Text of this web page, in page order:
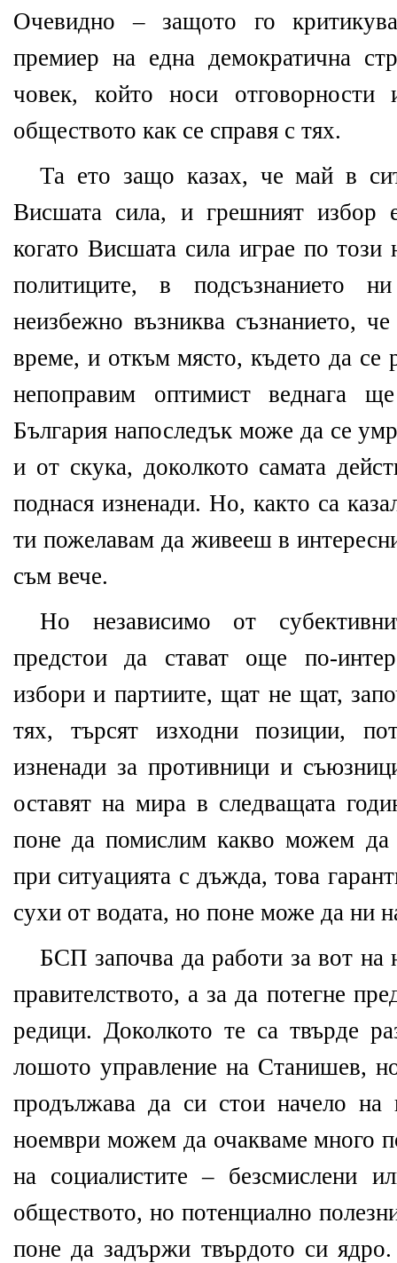
Очевидно – защото го
премиер на една демократична
човек, който носи отговорности
обществото как се справя с тях.
Та ето защо казах, че май в
Висшата сила, и грешният избор
когато Висшата сила играе по този
политиците, в подсъзнанието
неизбежно възниква съзнанието,
време, и откъм място, където да се
непоправим оптимист веднага
България напоследък може да се
и от скука, доколкото самата
поднася изненади. Но, както са
ти пожелавам да живееш в
съм вече.
Но независимо от
предстои да стават още по-
избори и партиите, щат не щат,
тях, търсят изходни позиции,
изненади за противници и
оставят на мира в следващата
поне да помислим какво можем да
при ситуацията с дъжда, това
сухи от водата, но поне може да ни
БСП започва да работи за вот на
правителството, а за да потегне
редици. Доколкото те са твърде
лошото управление на Станишев,
продължава да си стои начело на
ноември можем да очакваме много
на социалистите – безсмислени
обществото, но потенциално
поне да задържи твърдото си